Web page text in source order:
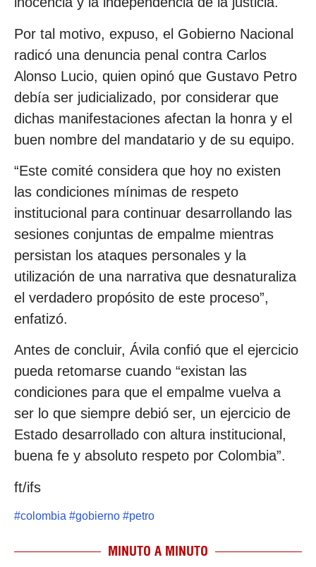
Por tal motivo, expuso, el Gobierno Nacional
radicó una denuncia penal contra Carlos
Alonso Lucio, quien opinó que Gustavo Petro
debía ser judicializado, por considerar que
dichas manifestaciones afectan la honra y el
buen nombre del mandatario y de su equipo.
“Este comité considera que hoy no existen
las condiciones mínimas de respeto
institucional para continuar desarrollando las
sesiones conjuntas de empalme mientras
persistan los ataques personales y la
utilización de una narrativa que desnaturaliza
el verdadero propósito de este proceso”,
enfatizó.
Antes de concluir, Ávila confió que el ejercicio
pueda retomarse cuando “existan las
condiciones para que el empalme vuelva a
ser lo que siempre debió ser, un ejercicio de
Estado desarrollado con altura institucional,
buena fe y absoluto respeto por Colombia”.
ft/ifs
#colombia #gobierno #petro
MINUTO A MINUTO